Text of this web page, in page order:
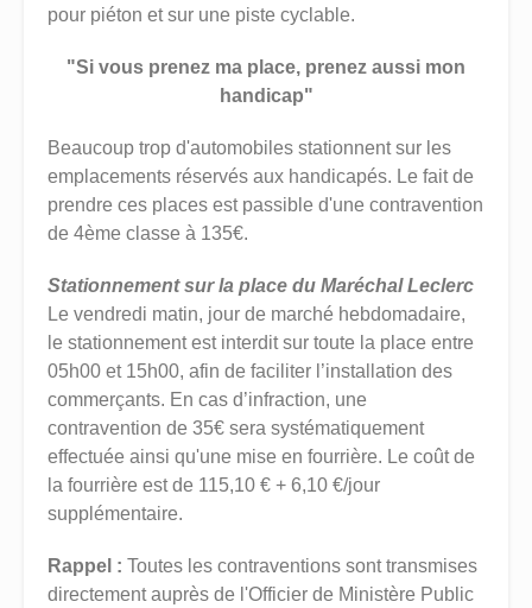
pour piéton et sur une piste cyclable.
"Si vous prenez ma place, prenez aussi mon
handicap"
Beaucoup trop d'automobiles stationnent sur les
emplacements réservés aux handicapés. Le fait de
prendre ces places est passible d'une contravention
de 4ème classe à 135€.
Stationnement sur la place du Maréchal Leclerc
Le vendredi matin, jour de marché hebdomadaire,
le stationnement est interdit sur toute la place entre
05h00 et 15h00, afin de faciliter l’installation des
commerçants. En cas d’infraction, une
contravention de 35€ sera systématiquement
effectuée ainsi qu'une mise en fourrière. Le coût de
la fourrière est de 115,10 € + 6,10 €/jour
supplémentaire.
Rappel : Toutes les contraventions sont transmises
directement auprès de l'Officier de Ministère Public